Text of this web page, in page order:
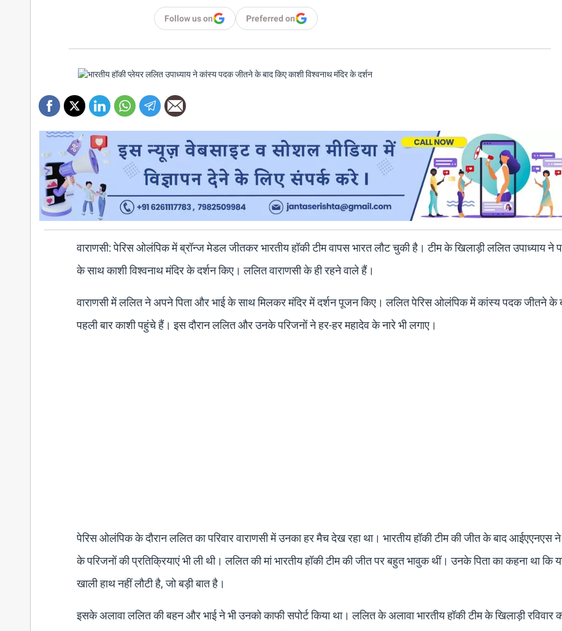
Follow us on Preferred on
वाराणसी: पेरिस ओलंपिक में ब्रॉन्ज मेडल जीतकर भारतीय हॉकी टीम वापस भारत लौट चुकी है। टीम के खिलाड़ी ललित उपाध्याय ने
के साथ काशी विश्वनाथ मंदिर के दर्शन किए। ललित वाराणसी के ही रहने वाले हैं।
वाराणसी में ललित ने अपने पिता और भाई के साथ मिलकर मंदिर में दर्शन पूजन किए। ललित पेरिस ओलंपिक में कांस्य पदक जीतने के
पहली बार काशी पहुंचे हैं। इस दौरान ललित और उनके परिजनों ने हर-हर महादेव के नारे भी लगाए।
पेरिस ओलंपिक के दौरान ललित का परिवार वाराणसी में उनका हर मैच देख रहा था। भारतीय हॉकी टीम की जीत के बाद आईएएनएस
के परिजनों की प्रतिक्रियाएं भी ली थी। ललित की मां भारतीय हॉकी टीम की जीत पर बहुत भावुक थीं। उनके पिता का कहना था कि
खाली हाथ नहीं लौटी है, जो बड़ी बात है।
इसके अलावा ललित की बहन और भाई ने भी उनको काफी सपोर्ट किया था। ललित के अलावा भारतीय हॉकी टीम के खिलाड़ी रविवार